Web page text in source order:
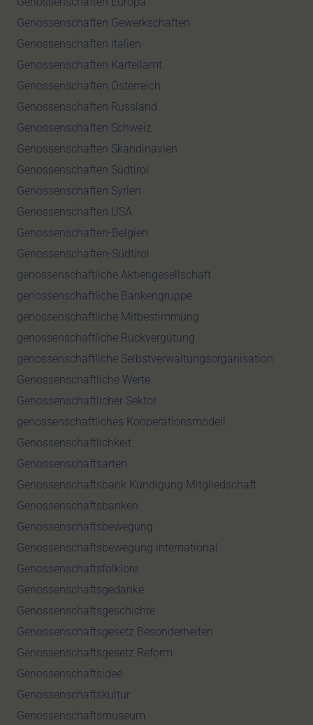
Genossenschaften Gewerkschaften
Genossenschaften Italien
Genossenschaften Kartellamt
Genossenschaften Österreich
Genossenschaften Russland
Genossenschaften Schweiz
Genossenschaften Skandinavien
Genossenschaften Südtirol
Genossenschaften Syrien
Genossenschaften USA
Genossenschaften-Belgien
Genossenschaften-Südtirol
genossenschaftliche Aktiengesellschaft
genossenschaftliche Bankengruppe
genossenschaftliche Mitbestimmung
genossenschaftliche Rückvergütung
genossenschaftliche Selbstverwaltungsorganisation
Genossenschaftliche Werte
Genossenschaftlicher Sektor
genossenschaftliches Kooperationsmodell
Genossenschaftlichkeit
Genossenschaftsarten
Genossenschaftsbank Kündigung Mitgliedschaft
Genossenschaftsbanken
Genossenschaftsbewegung
Genossenschaftsbewegung international
Genossenschaftsfolklore
Genossenschaftsgedanke
Genossenschaftsgeschichte
Genossenschaftsgesetz Besonderheiten
Genossenschaftsgesetz Reform
Genossenschaftsidee
Genossenschaftskultur
Genossenschaftsmuseum